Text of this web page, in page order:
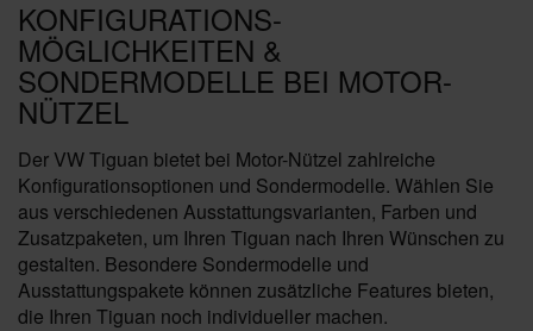
KONFIGURATIONS-
MÖGLICHKEITEN &
SONDERMODELLE BEI MOTOR-
NÜTZEL
Der VW Tiguan bietet bei Motor-Nützel zahlreiche
Konfigurationsoptionen und Sondermodelle. Wählen Sie
aus verschiedenen Ausstattungsvarianten, Farben und
Zusatzpaketen, um Ihren Tiguan nach Ihren Wünschen zu
gestalten. Besondere Sondermodelle und
Ausstattungspakete können zusätzliche Features bieten,
die Ihren Tiguan noch individueller machen.